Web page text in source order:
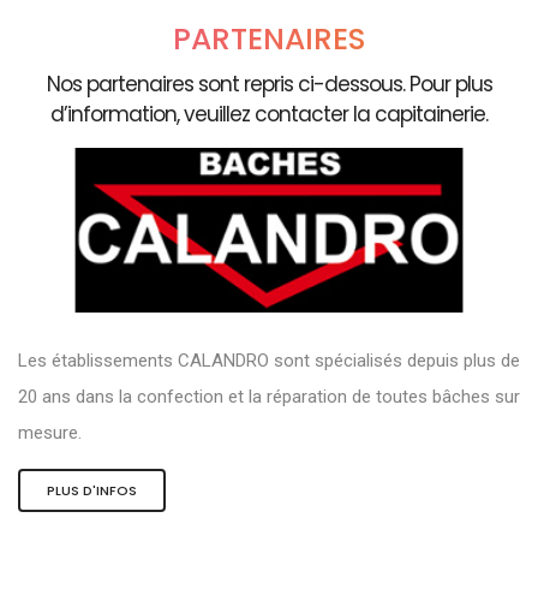
PARTENAIRES
Nos partenaires sont repris ci-dessous. Pour plus
d’information, veuillez contacter la capitainerie.
Les établissements CALANDRO sont spécialisés depuis plus de
20 ans dans la confection et la réparation de toutes bâches sur
mesure.
PLUS D'INFOS